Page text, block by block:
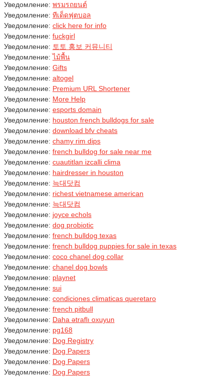
Уведомление: พรมรถยนต์
Уведомление: ทีเด็ดฟุตบอล
Уведомление: click here for info
Уведомление: fuckgirl
Уведомление: 토토 홍보 커뮤니티
Уведомление:ไม้พื้น
Уведомление: Gifts
Уведомление: altogel
Уведомление: Premium URL Shortener
Уведомление: More Help
Уведомление: esports domain
Уведомление: houston french bulldogs for sale
Уведомление: download bfv cheats
Уведомление: chamy rim dips
Уведомление: french bulldog for sale near me
Уведомление: cuautitlan izcalli clima
Уведомление: hairdresser in houston
Уведомление: 늑대닷컴
Уведомление: richest vietnamese american
Уведомление: 늑대닷컴
Уведомление: joyce echols
Уведомление: dog probiotic
Уведомление: french bulldog texas
Уведомление: french bulldog puppies for sale in texas
Уведомление: coco chanel dog collar
Уведомление: chanel dog bowls
Уведомление: playnet
Уведомление: sui
Уведомление: condiciones climaticas queretaro
Уведомление: french pitbull
Уведомление: Daha ətraflı oxuyun
Уведомление: pg168
Уведомление: Dog Registry
Уведомление: Dog Papers
Уведомление: Dog Papers
Уведомление: Dog Papers